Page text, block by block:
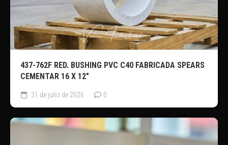
437-762F RED. BUSHING PVC C40 FABRICADA SPEARS
CEMENTAR 16 X 12″
31 de julio de 2026 0